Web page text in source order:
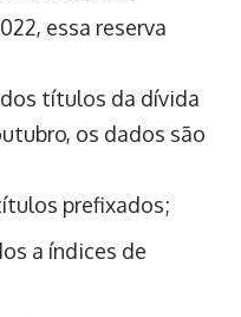
essa reserva
títulos da dívida
os dados são
prefixados;
a índices de